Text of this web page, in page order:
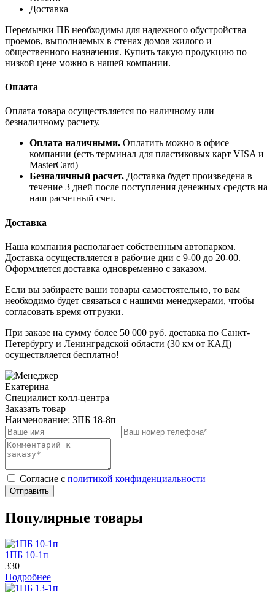
Доставка
Перемычки ПБ необходимы для надежного обустройства
проемов, выполняемых в стенах домов жилого и
общественного назначения. Купить такую продукцию по
низкой цене можно в нашей компании.
Оплата
Оплата товара осуществляется по наличному или
безналичному расчету.
Оплата наличными. Оплатить можно в офисе
компании (есть терминал для пластиковых карт VISA и
MasterCard)
Безналичный расчет. Доставка будет произведена в
течение 3 дней после поступления денежных средств на
наш расчетный счет.
Доставка
Наша компания располагает собственным автопарком.
Доставка осуществляется в рабочие дни с 9-00 до 20-00.
Оформляется доставка одновременно с заказом.
Если вы забираете ваши товары самостоятельно, то вам
необходимо будет связаться с нашими менеджерами, чтобы
согласовать время отгрузки.
При заказе на сумму более 50 000 руб. доставка по Санкт-
Петербургу и Ленинградской области (30 км от КАД)
осуществляется бесплатно!
Екатерина
Специалист колл-центра
Заказать товар
Наименование: 3ПБ 18-8п
Cогласие с политикой конфиденциальности
Отправить
Популярные товары
1ПБ 10-1п
330
Подробнее